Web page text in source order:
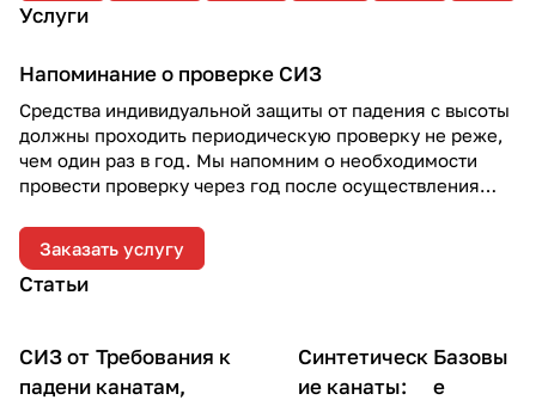
Услуги
Напоминание о проверке СИЗ
Средства индивидуальной защиты от падения с высоты
должны проходить периодическую проверку не реже,
чем один раз в год. Мы напомним о необходимости
провести проверку через год после осуществления
Заказать услугу
Статьи
Теория
СИЗ от
падени
Теория
Требования к
канатам,
Теория
Синтетическ
ие канаты:
Теория
Базовы
е